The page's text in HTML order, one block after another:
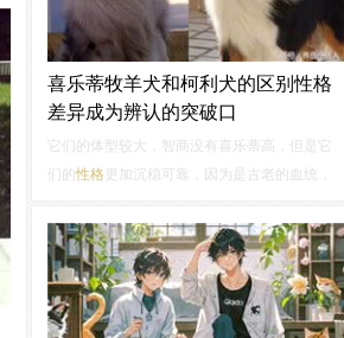
喜乐蒂牧羊犬和柯利犬的区别性格
差异成为辨认的突破口
它们的体型较大，智商没有喜乐蒂高，但是它
们的性格 更加沉稳可靠，因为是古老的血统，
是日月可鉴的。三、相同。几乎没有人能够很
好的辨认它们之间的区别，因为它们都属于苏
牧中的一种，不管是外形还是性格 都会有些相...